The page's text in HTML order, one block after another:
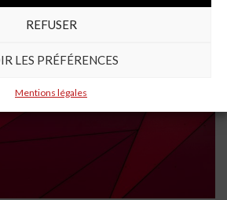
REFUSER
LES PRÉFÉRENCES
Mentions légales